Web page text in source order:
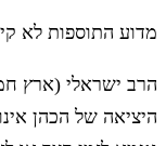
מדוע התוספות לא
הרב ישראלי (ארץ
היציאה של הכהן